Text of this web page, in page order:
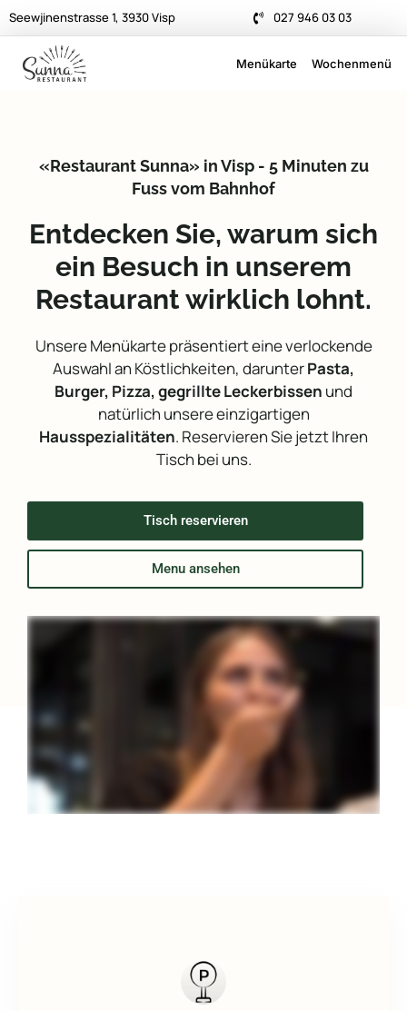
Seewjinenstrasse 1, 3930 Visp 027 946 03 03
Menükarte Wochenmenü
«Restaurant Sunna» in Visp - 5 Minuten zu
Fuss vom Bahnhof
Entdecken Sie, warum sich
ein Besuch in unserem
Restaurant wirklich lohnt.
Unsere Menükarte präsentiert eine verlockende
Auswahl an Köstlichkeiten, darunterPasta,
Burger, Pizza, gegrillte Leckerbissen und
natürlich unsere einzigartigen
Hausspezialitäten. Reservieren Sie jetzt Ihren
Tisch bei uns.
Tisch reservieren
Menu ansehen